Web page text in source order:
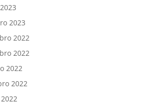
2023
2022
2022
2022
2022